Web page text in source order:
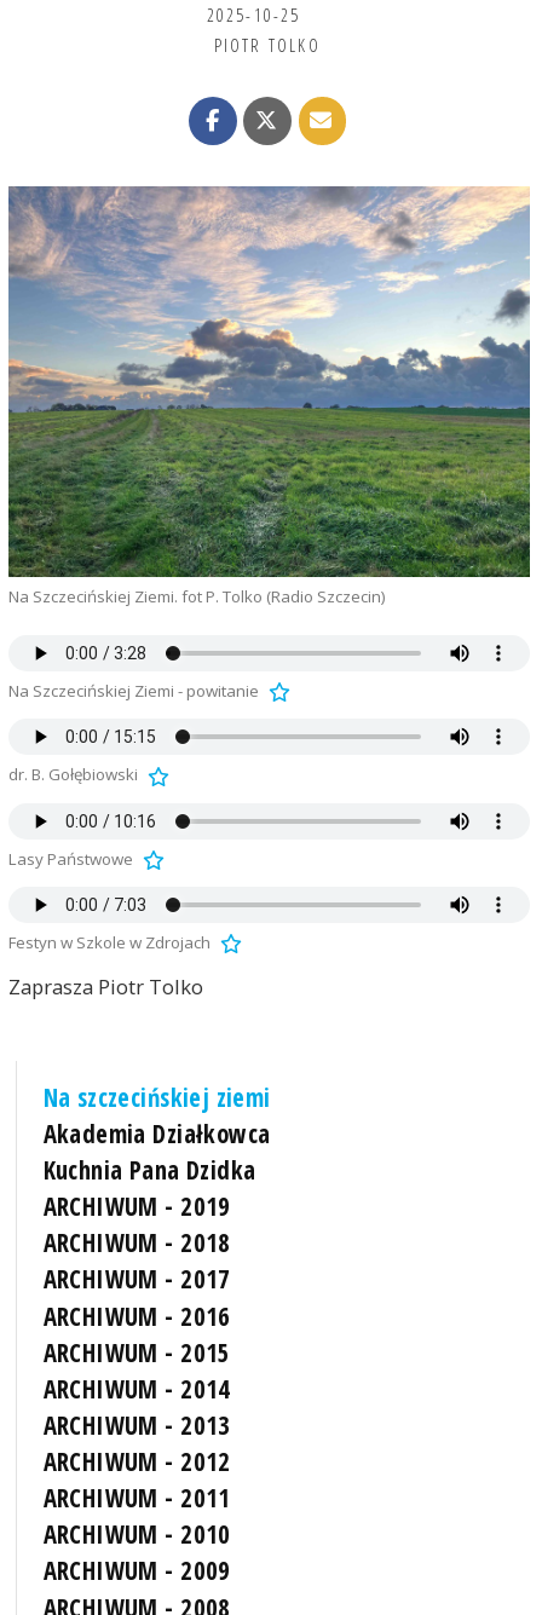
2025-10-25
PIOTR TOLKO
Na Szczecińskiej Ziemi. fot P. Tolko (Radio Szczecin)
Na Szczecińskiej Ziemi - powitanie
dr. B. Gołębiowski
Lasy Państwowe
Festyn w Szkole w Zdrojach
Zaprasza Piotr Tolko
Na szczecińskiej ziemi
Akademia Działkowca
Kuchnia Pana Dzidka
ARCHIWUM - 2019
ARCHIWUM - 2018
ARCHIWUM - 2017
ARCHIWUM - 2016
ARCHIWUM - 2015
ARCHIWUM - 2014
ARCHIWUM - 2013
ARCHIWUM - 2012
ARCHIWUM - 2011
ARCHIWUM - 2010
ARCHIWUM - 2009
ARCHIWUM - 2008